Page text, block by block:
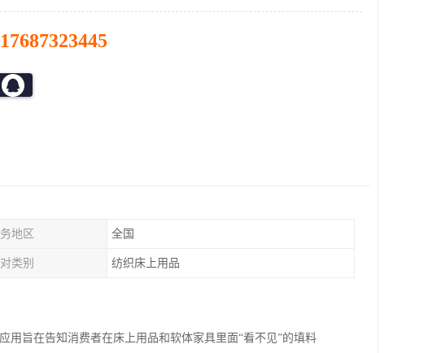
17687323445
地区 全国
类别 纺织床上用品
用旨在告知消费者在床上用品和软体家具里面“看不见”的填料